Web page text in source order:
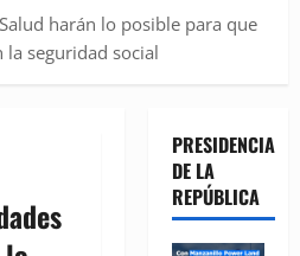
harán lo posible para que
la seguridad social
PRESIDENCIA
DE LA
REPÚBLICA